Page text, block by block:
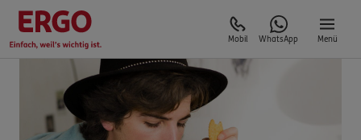
Mobil WhatsApp Menü